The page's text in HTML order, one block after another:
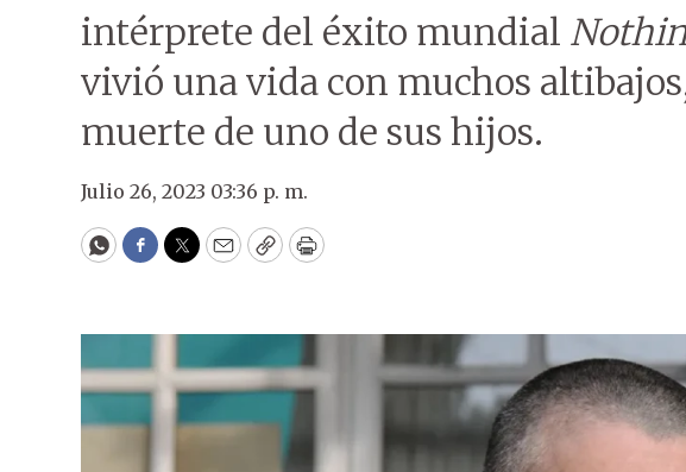
intérprete del éxito mundial
vivió una vida con muchos
muerte de uno de sus hijos.
Julio 26, 2023 03:36 p. m.
WhatsApp
Facebook
Twitter
EmailCopyPrint